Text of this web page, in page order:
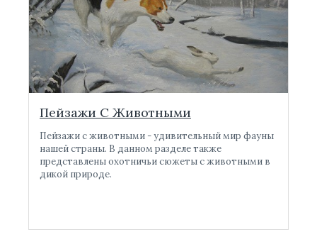
Пейзажи С Животными
Пейзажи с животными - удивительный мир фауны
нашей страны. В данном разделе также
представлены охотничьи сюжеты с животными в
дикой природе.